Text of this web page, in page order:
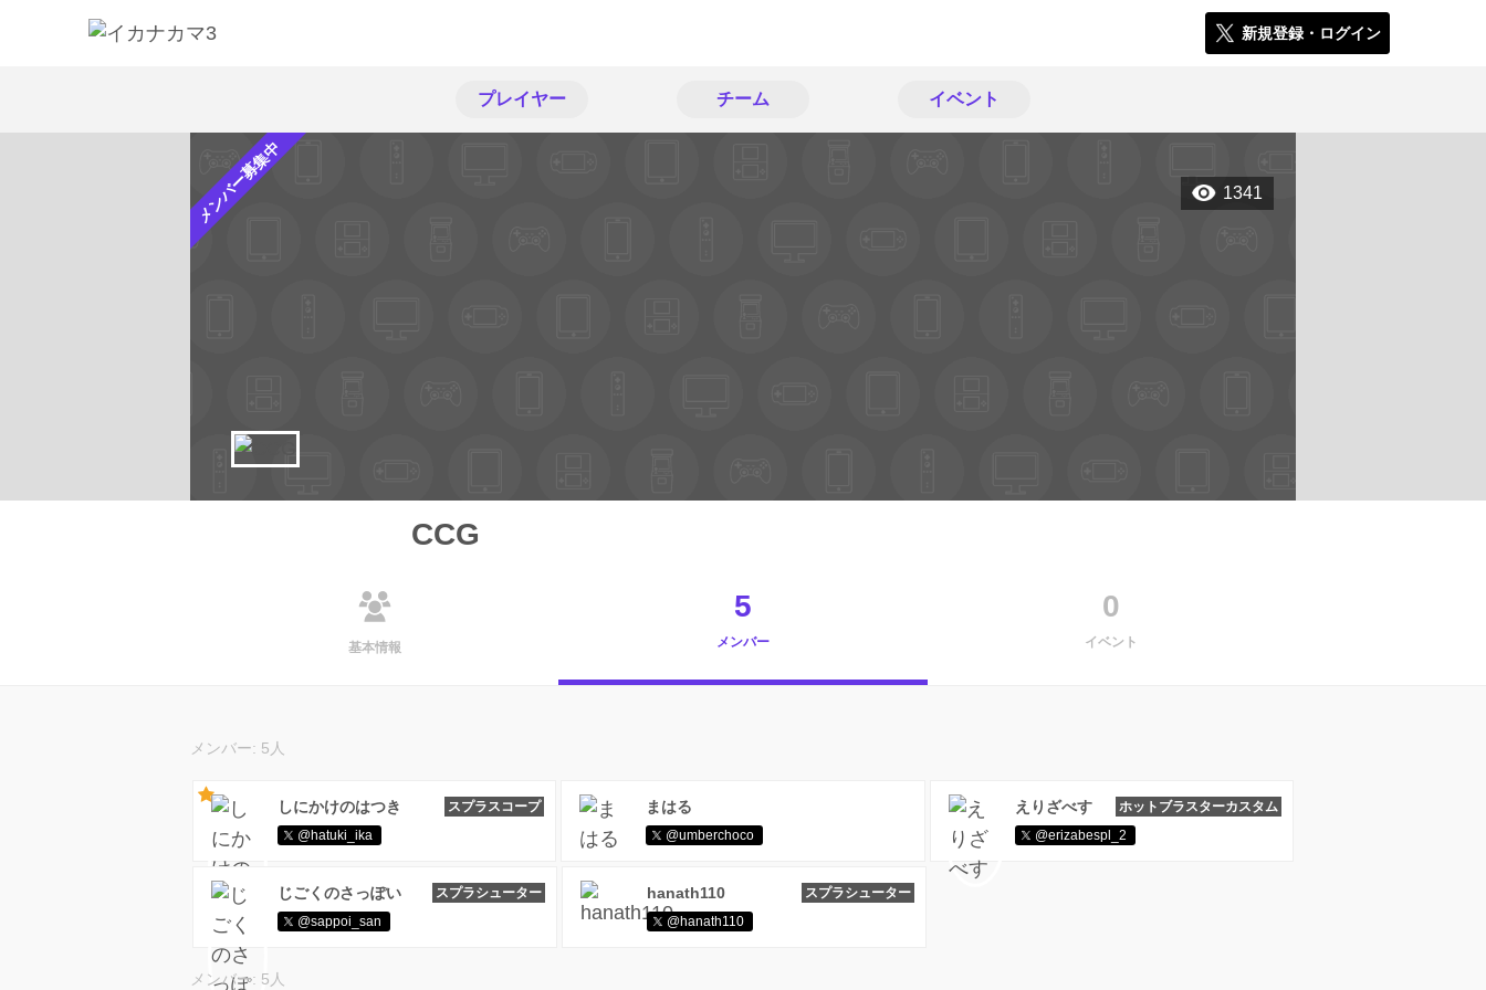
新規登録・ログイン
プレイヤー チーム イベント
メンバー募集中 1341
CCG
基本情報
5
メンバー
0
イベント
メンバー: 5人
しにかけのはつき
スプラスコープ
@hatuki_ika
まはる
@umberchoco
えりざべす
ホットブラスターカスタム
@erizabespl_2
じごくのさっぽい
スプラシューター
@sappoi_san
hanath110
スプラシューター
@hanath110
メンバー: 5人